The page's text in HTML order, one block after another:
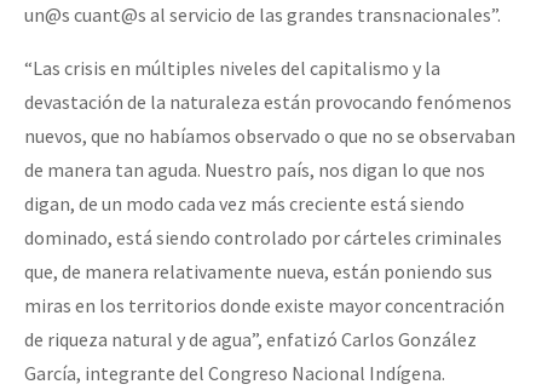
un@s cuant@s al servicio de las grandes transnacionales”.
“Las crisis en múltiples niveles del capitalismo y la
devastación de la naturaleza están provocando fenómenos
nuevos, que no habíamos observado o que no se observaban
de manera tan aguda. Nuestro país, nos digan lo que nos
digan, de un modo cada vez más creciente está siendo
dominado, está siendo controlado por cárteles criminales
que, de manera relativamente nueva, están poniendo sus
miras en los territorios donde existe mayor concentración
de riqueza natural y de agua”, enfatizó Carlos González
García, integrante del Congreso Nacional Indígena.